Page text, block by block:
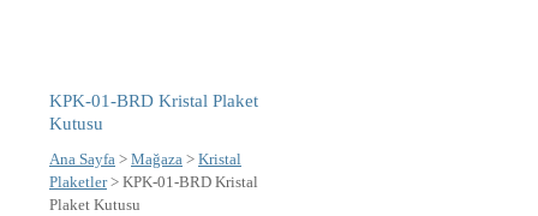
KPK-01-BRD Kristal Plaket
Kutusu
Ana Sayfa > Mağaza > Kristal
Plaketler> KPK-01-BRD Kristal
Plaket Kutusu